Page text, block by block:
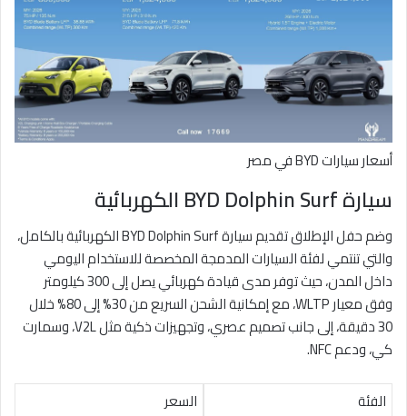
أسعار سيارات BYD في مصر
سيارة BYD Dolphin Surf الكهربائية
وضم حفل الإطلاق تقديم سيارة BYD Dolphin Surf الكهربائية بالكامل،
والتي تنتمي لفئة السيارات المدمجة المخصصة للاستخدام اليومي
داخل المدن، حيث توفر مدى قيادة كهربائي يصل إلى 300 كيلومتر
وفق معيار WLTP، مع إمكانية الشحن السريع من 30% إلى 80% خلال
30 دقيقة، إلى جانب تصميم عصري، وتجهيزات ذكية مثل V2L، وسمارت
كي، ودعم NFC.
الفئة
السعر